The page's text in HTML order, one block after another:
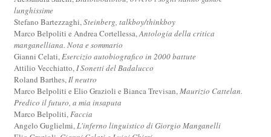
lunghissime
Stefano Bartezzaghi,Steinberg, talkboy/thinkboy
Marco Belpoliti e Andrea Cortellessa,Antologia della critica
manganelliana. Nota e sommario
Gianni Celati,Esercizio autobiografico in 2000 battute
Attilio Vecchiatto,I Sonetti del Badalucco
Roland Barthes,Il neutro
Marco Belpoliti e Elio Grazioli e Bianca Trevisan,Maurizio Cattelan.
Predico il futuro, a mia insaputa
Marco Belpoliti,Faccia
Angelo Guglielmi,L'inferno linguistico di Giorgio Manganelli